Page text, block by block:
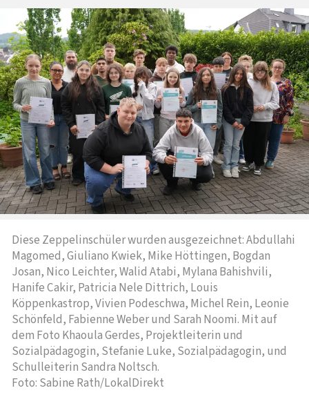
Diese Zeppelinschüler wurden ausgezeichnet: Abdullahi
Magomed, Giuliano Kwiek, Mike Höttingen, Bogdan
Josan, Nico Leichter, Walid Atabi, Mylana Bahishvili,
Hanife Cakir, Patricia Nele Dittrich, Louis
Köppenkastrop, Vivien Podeschwa, Michel Rein, Leonie
Schönfeld, Fabienne Weber und Sarah Noomi. Mit auf
dem Foto Khaoula Gerdes, Projektleiterin und
Sozialpädagogin, Stefanie Luke, Sozialpädagogin, und
Schulleiterin Sandra Noltsch.
Foto: Sabine Rath/LokalDirekt